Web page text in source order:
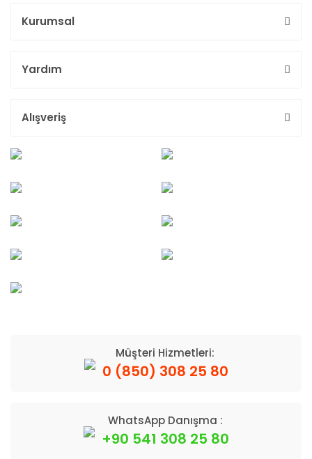
Kurumsal
Yardım
Alışveriş
Müşteri Hizmetleri:
0 (850) 308 25 80
WhatsApp Danışma :
+90 541 308 25 80